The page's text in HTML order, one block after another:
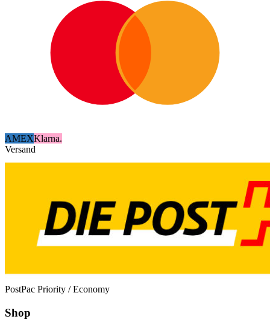
AMEXKlarna.
Versand
PostPac Priority / Economy
Shop